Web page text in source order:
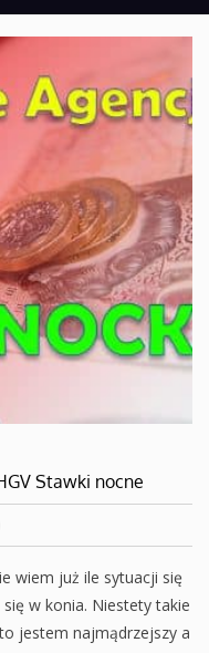
Stawki nocne
wiem już ile sytuacji się
w konia. Niestety takie
jestem najmądrzejszy a